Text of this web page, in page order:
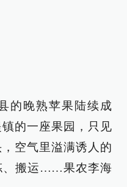
的晚熟苹果陆续成
的一座果园，只见
空气里溢满诱人的
、搬运……果农李海